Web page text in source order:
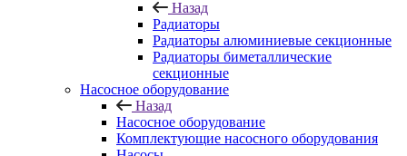
Назад
Радиаторы
Радиаторы алюминиевые секционные
Радиаторы биметаллические
секционные
Насосное оборудование
Назад
Насосное оборудование
Комплектующие насосного оборудования